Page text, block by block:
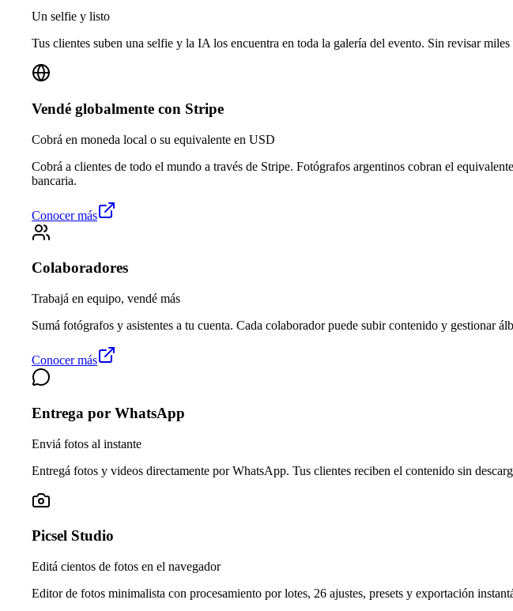
Un selfie y listo
Tus clientes suben una selfie y la IA los encuentra en toda la galería del evento. Sin revisar
Vendé globalmente con Stripe
Cobrá en moneda local o su equivalente en USD
Cobrá a clientes de todo el mundo a través de Stripe. Fotógrafos argentinos cobran el
bancaria.
Conocer más
Colaboradores
Trabajá en equipo, vendé más
Sumá fotógrafos y asistentes a tu cuenta. Cada colaborador puede subir contenido y gestionar
Conocer más
Entrega por WhatsApp
Enviá fotos al instante
Entregá fotos y videos directamente por WhatsApp. Tus clientes reciben el contenido sin
Picsel Studio
Editá cientos de fotos en el navegador
Editor de fotos minimalista con procesamiento por lotes, 26 ajustes, presets y exportación